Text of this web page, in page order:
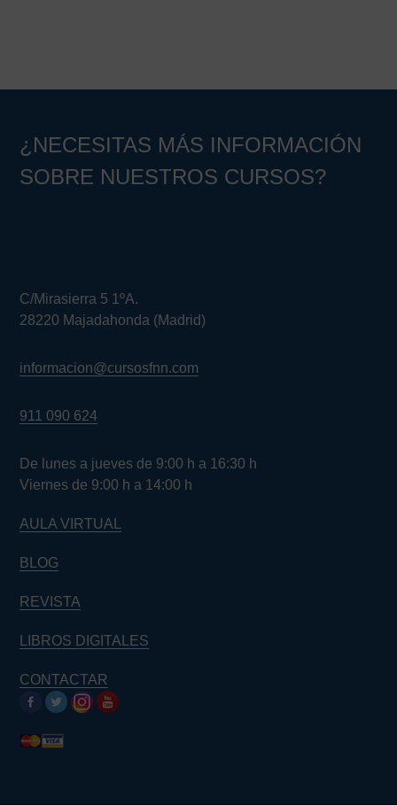
¿NECESITAS MÁS INFORMACIÓN
SOBRE NUESTROS CURSOS?
C/Mirasierra 5 1ºA.
28220 Majadahonda (Madrid)
informacion@cursosfnn.com
911 090 624
De lunes a jueves de 9:00 h a 16:30 h
Viernes de 9:00 h a 14:00 h
AULA VIRTUAL
BLOG
REVISTA
LIBROS DIGITALES
CONTACTAR